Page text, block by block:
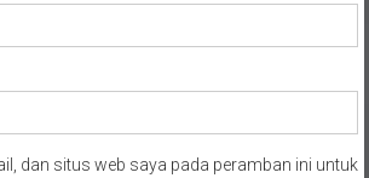
dan situs web saya pada peramban ini untuk